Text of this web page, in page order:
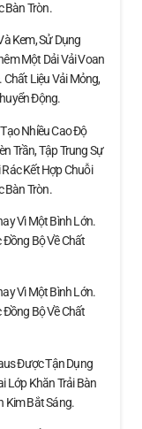
Bàn Tròn.
Kem, Sử Dụng
Một Dải Vải Voan
Chất Liệu Vải Mỏng,
Động.
Nhiều Cao Độ
Trần, Tập Trung Sự
Kết Hợp Chuỗi
Bàn Tròn.
Vì Một Bình Lớn.
Đồng Bộ Về Chất
Vì Một Bình Lớn.
Đồng Bộ Về Chất
Được Tận Dụng
Lớp Khăn Trải Bàn
Kim Bắt Sáng.